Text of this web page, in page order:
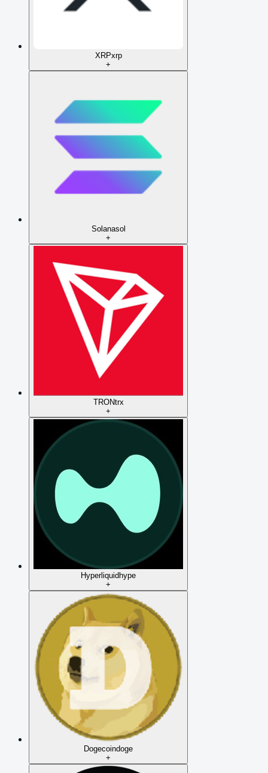
XRPxrp
+
Solanasol
+
TRONtrx
+
Hyperliquid hype
+
Dogecoindoge
+